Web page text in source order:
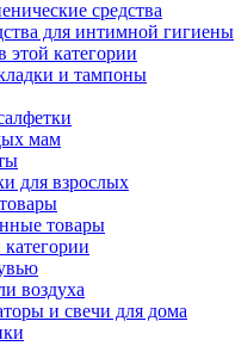
средства
для интимной гигиены
этой категории
и тампоны
мам
для взрослых
товары
воздуха
и свечи для дома